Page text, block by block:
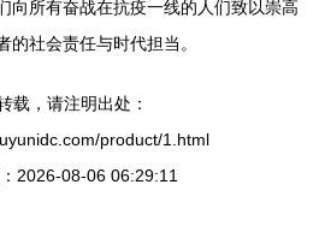
向所有奋战在抗疫一线的人们致以崇高
的社会责任与时代担当。
载，请注明出处：
product/1.html
2026-08-06 06:29:11